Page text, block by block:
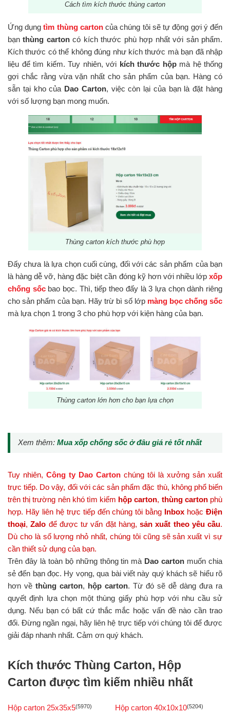
Cách tìm kích thước thùng carton
Ứng dụngtìm thùng cartoncủa chúng tôi sẽ tự động gợi ý đến
bạnthùng cartoncó kích thước phù hợp nhất với sản phẩm.
Kích thước có thể không đúng như kích thước mà bạn đã nhập
liệu để tìm kiếm. Tuy nhiên, với kích thước hộpmà hệ thống
gợi chắc rằng vừa vặn nhất cho sản phẩm của bạn. Hàng có
sẵn tại kho của Dao Carton, việc còn lại của bạn là đặt hàng
với số lượng bạn mong muốn.
Thùng carton kích thước phù hợp
Đấy chưa là lựa chọn cuối cùng, đối với các sản phẩm của bạn
là hàng dễ vỡ, hàng đặc biệt cần đóng kỹ hơn với nhiều lớp xốp
chống sốcbao bọc. Thì, tiếp theo đấy là 3 lựa chọn dành riêng
cho sản phẩm của bạn. Hãy trừ bì số lớp màng bọc chống sốc
mà lựa chọn 1 trong 3 cho phù hợp với kiện hàng của bạn.
Thùng carton lớn hơn cho bạn lựa chọn
Xem thêm: Mua xốp chống sốc ở đâu giá rẻ tốt nhất
Tuy nhiên, Công ty Dao Carton chúng tôi là xưởng sản xuất
trực tiếp. Do vậy, đối với các sản phẩm đặc thù, không phổ biến
trên thị trường nên khó tìm kiếm hộp carton, thùng cartonphù
hợp. Hãy liên hệ trực tiếp đến chúng tôi bằng Inbox hoặcĐiện
thoại,Zalo để được tư vấn đặt hàng, sản xuất theo yêu cầu.
Dù cho là số lượng nhỏ nhất, chúng tôi cũng sẽ sản xuất vì sự
cần thiết sử dụng của bạn.
Trên đây là toàn bộ những thông tin mà Dao carton muốn chia
sẻ đến bạn đọc. Hy vọng, qua bài viết này quý khách sẽ hiểu rõ
hơn về thùng carton, hộp carton. Từ đó sẽ dễ dàng đưa ra
quyết định lựa chọn một thùng giấy phù hợp với nhu cầu sử
dụng. Nếu bạn có bất cứ thắc mắc hoặc vấn đề nào cần trao
đổi. Đừng ngần ngại, hãy liên hệ trực tiếp với chúng tôi để được
giải đáp nhanh nhất. Cảm ơn quý khách.
Kích thước Thùng Carton, Hộp
Carton được tìm kiếm nhiều nhất
Hộp carton 25x35x5(5970) Hộp carton 40x10x10(5204)